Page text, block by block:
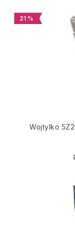
21 %
Wojtylko